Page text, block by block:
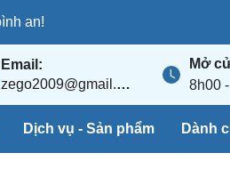
an!
Email:
zego2009@gmail.com
Mở
8h00
Dịch vụ - Sản phẩm Dành